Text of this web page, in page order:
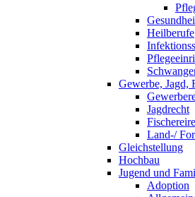
Heilberufe
Gewerbe, Jagd,
Jagdrecht
Land-/
Gleichstellung
Hochbau
Jugend und
Adoption